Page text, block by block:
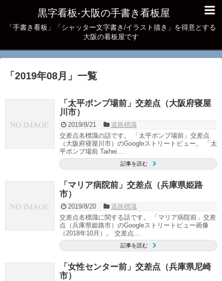
黒字看板‐大阪の手書き看板屋
「手書き看板」「シャッター文字書き/イラスト描き」を得意とする
大阪の看板屋です
「 2019年08月 」 一覧
「太平ポンプ場前」交差点（大阪府寝屋
川市）
2019/8/21
道路標識
交差点名標識の話です。 「太平ポンプ場前」交差点
（大阪府寝屋川市）のGoogleストリートビュー。 「太
平ポンプ場前 Taihei ...
記事を読む
「マリア病院前」交差点（兵庫県姫路
市）
2019/8/20
道路標識
交差点名標識に関する話です。 「マリア病院前」交差
点（兵庫県姫路市）のGoogleストリートビュー画像
（2018年10月）。 交差点...
記事を読む
「女性センター前」交差点（兵庫県尼崎
市）